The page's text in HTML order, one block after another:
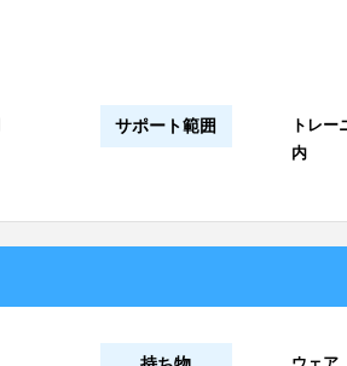
サポート範囲
トレ
内